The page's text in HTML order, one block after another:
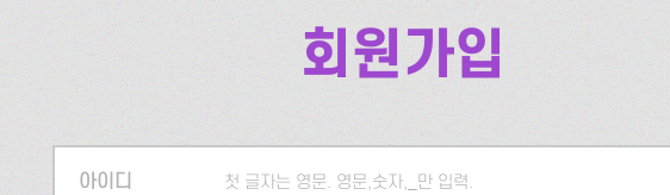
회원가입
아이디 첫 글자는 영문. 영문,숫자,_만 입력.